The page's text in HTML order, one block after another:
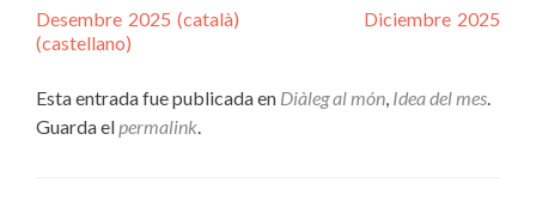
Desembre 2025 (català)
Diciembre 2025
(castellano)
Esta entrada fue publicada en Diàleg al món, Idea del mes.
Guarda elpermalink.